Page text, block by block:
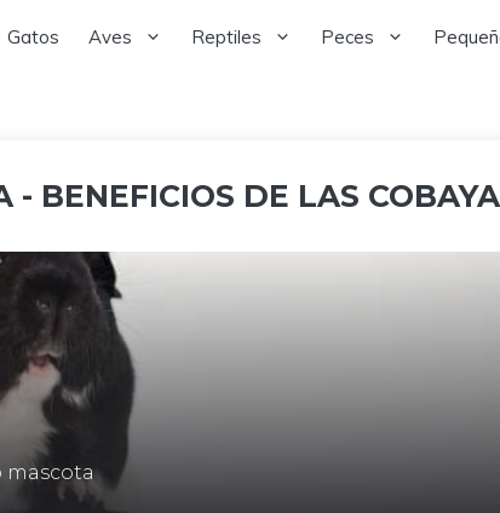
Gatos Aves Reptiles Peces
BENEFICIOS DE LAS
mascota